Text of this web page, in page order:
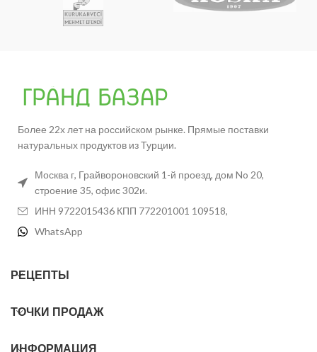
Более 22х лет на российском рынке. Прямые поставки
натуральных продуктов из Турции.
Москва г, Грайвороновский 1-й проезд, дом No 20,
строение 35, офис 302и.
ИНН 9722015436 КПП 772201001 109518,
WhatsApp
РЕЦЕПТЫ
ТОЧКИ ПРОДАЖ